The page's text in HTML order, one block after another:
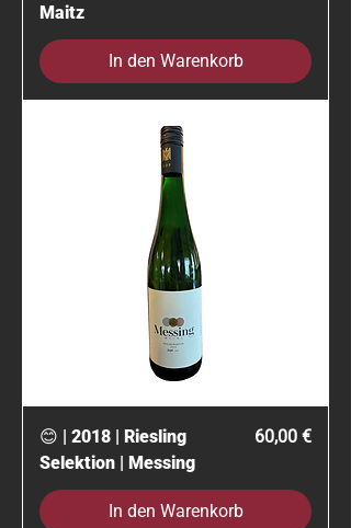
Maitz
In den Warenkorb
😊 | 2018 | Riesling
Selektion | Messing
Preis
60,00 €
In den Warenkorb